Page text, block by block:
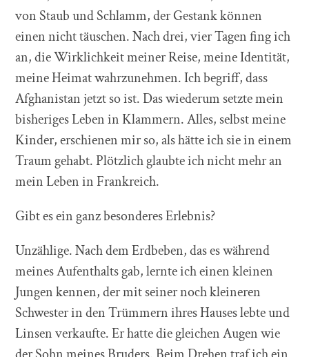
von Staub und Schlamm, der Gestank können
einen nicht täuschen. Nach drei, vier Tagen fing ich
an, die Wirklichkeit meiner Reise, meine Identität,
meine Heimat wahrzunehmen. Ich begriff, dass
Afghanistan jetzt so ist. Das wiederum setzte mein
bisheriges Leben in Klammern. Alles, selbst meine
Kinder, erschienen mir so, als hätte ich sie in einem
Traum gehabt. Plötzlich glaubte ich nicht mehr an
mein Leben in Frankreich.
Gibt es ein ganz besonderes Erlebnis?
Unzählige. Nach dem Erdbeben, das es während
meines Aufenthalts gab, lernte ich einen kleinen
Jungen kennen, der mit seiner noch kleineren
Schwester in den Trümmern ihres Hauses lebte und
Linsen verkaufte. Er hatte die gleichen Augen wie